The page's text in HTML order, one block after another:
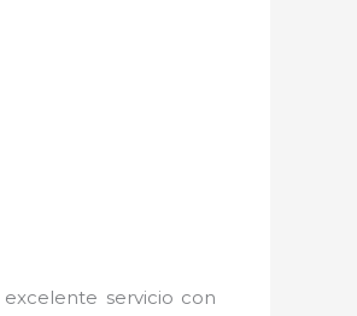
servicio con